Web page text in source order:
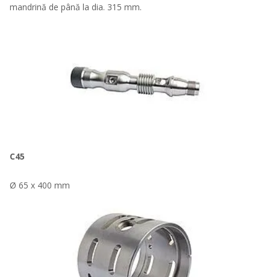
mandrină de până la dia. 315 mm.
C45
Ø 65 x 400 mm